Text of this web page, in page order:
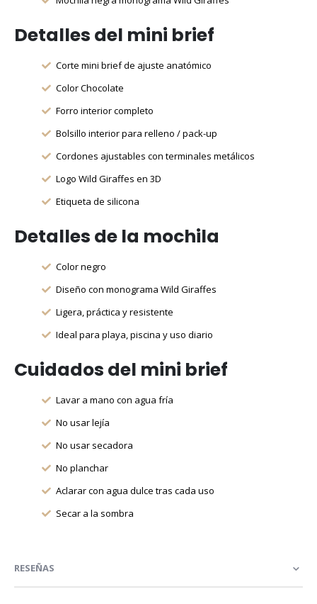
Detalles del mini brief
Corte mini brief de ajuste anatómico
Color Chocolate
Forro interior completo
Bolsillo interior para relleno / pack-up
Cordones ajustables con terminales metálicos
Logo Wild Giraffes en 3D
Etiqueta de silicona
Detalles de la mochila
Color negro
Diseño con monograma Wild Giraffes
Ligera, práctica y resistente
Ideal para playa, piscina y uso diario
Cuidados del mini brief
Lavar a mano con agua fría
No usar lejía
No usar secadora
No planchar
Aclarar con agua dulce tras cada uso
Secar a la sombra
RESEÑAS